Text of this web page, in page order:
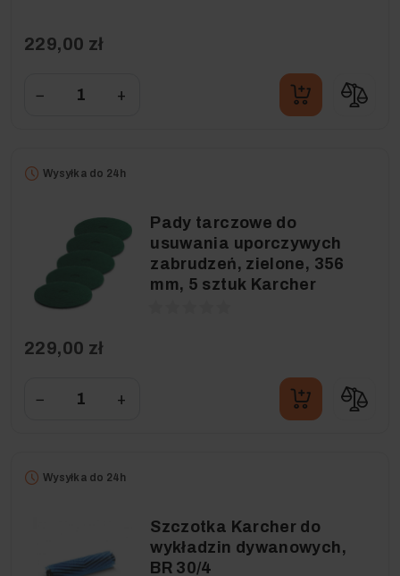
229,00 zł
− +
Wysyłka do 24h
Pady tarczowe do
usuwania uporczywych
zabrudzeń, zielone, 356
mm, 5 sztuk Karcher
229,00 zł
− +
Wysyłka do 24h
Szczotka Karcher do
wykładzin dywanowych,
BR 30/4